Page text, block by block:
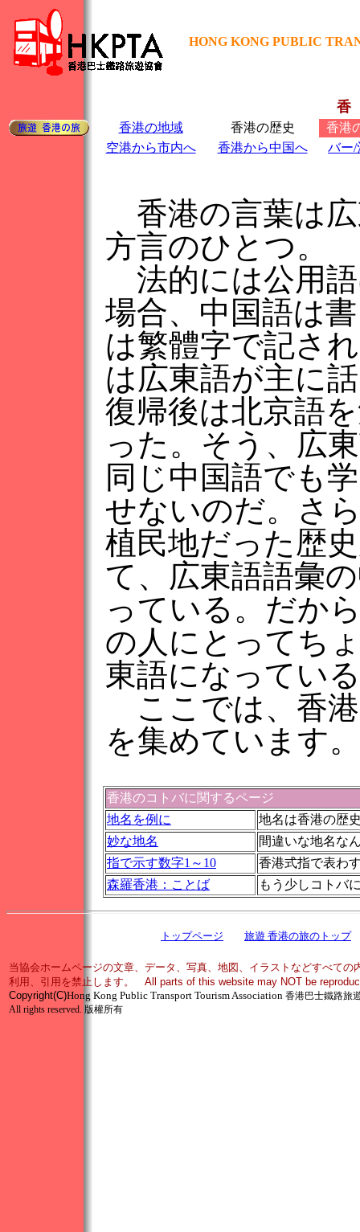
HONG KONG PUBLIC
香
香港の地域 香港の歴史
香港
空港から市内へ
香港から中国へ バー/
香港の言葉は
方言のひとつ。
法的には公用
場合、中国語は
は繁體字で記さ
は広東語が主に
復帰後は北京語
った。そう、広
同じ中国語でも
せないのだ。さ
植民地だった歴
て、広東語語彙
っている。だか
の人にとってち
東語になってい
ここでは、香
を集めています。
香港のコトバに関するページ
地名を例に
地名は香港の歴
妙な地名
間違いな地名な
指で示す数字1～10
香港式指で表わ
森羅香港：ことば
もう少しコトバ
トップページ 旅遊 香港の旅のトップ
当協会ホームページの文章、データ、写真、地図、イラストなどすべて
利用、引用を禁止します。 All parts of this website may NOT be
Copyright(C)Hong Kong Public Transport Tourism Association 香港巴士鐵路旅
All rights reserved. 版權所有